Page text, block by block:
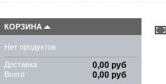
КОРЗИНА
Нет продуктов
Доставка 0,00 руб
Всего 0,00 руб